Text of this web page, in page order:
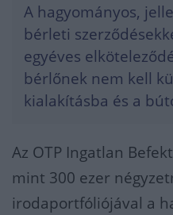
A hagyományos,
bérleti
egyéves
bérlőnek nem kell
kialakításba és a
Az OTP Ingatlan
mint 300 ezer
irodaportfóliójával a